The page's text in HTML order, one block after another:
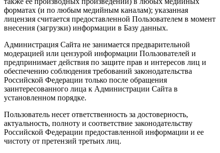
форматах (и по любым медийным каналам); указанная
лицензия считается предоставленной Пользователем в момент
внесения (загрузки) информации в Базу данных.
Администрация Сайта не занимается предварительной
модерацией или цензурой информации Пользователей и
предпринимает действия по защите прав и интересов лиц и
обеспечению соблюдения требований законодательства
Российской Федерации только после обращения
заинтересованного лица к Администрации Сайта в
установленном порядке.
Пользователь несет ответственность за достоверность,
актуальность, полноту и соответствие законодательству
Российской Федерации предоставленной информации и ее
чистоту от претензий третьих лиц.